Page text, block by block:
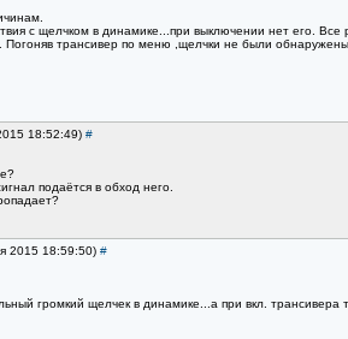
с щелчком в динамике...при выключении нет его.
Погоняв трансивер по меню ,щелчки не были
18:52:49) #
подаётся в обход него.
2015 18:59:50) #
громкий щелчек в динамике...а при вкл. трансивера